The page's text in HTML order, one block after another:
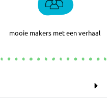
mooie makers met een verhaal